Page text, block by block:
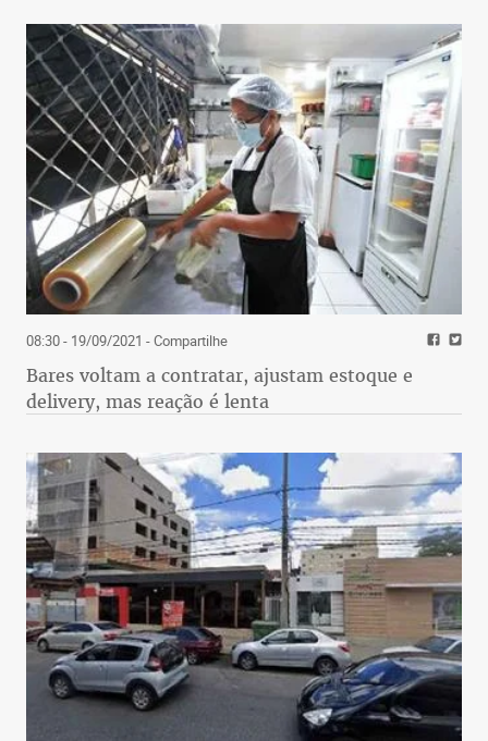
08:30 - 19/09/2021 - Compartilhe
Bares voltam a contratar, ajustam estoque e
delivery, mas reação é lenta